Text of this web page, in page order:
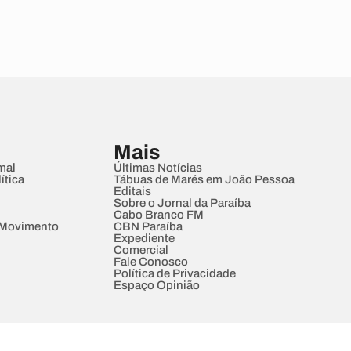
Mais
Últimas Notícias
Tábuas de Marés em João Pessoa
Editais
Sobre o Jornal da Paraíba
Cabo Branco FM
CBN Paraíba
Expediente
Comercial
Fale Conosco
Política de Privacidade
Espaço Opinião